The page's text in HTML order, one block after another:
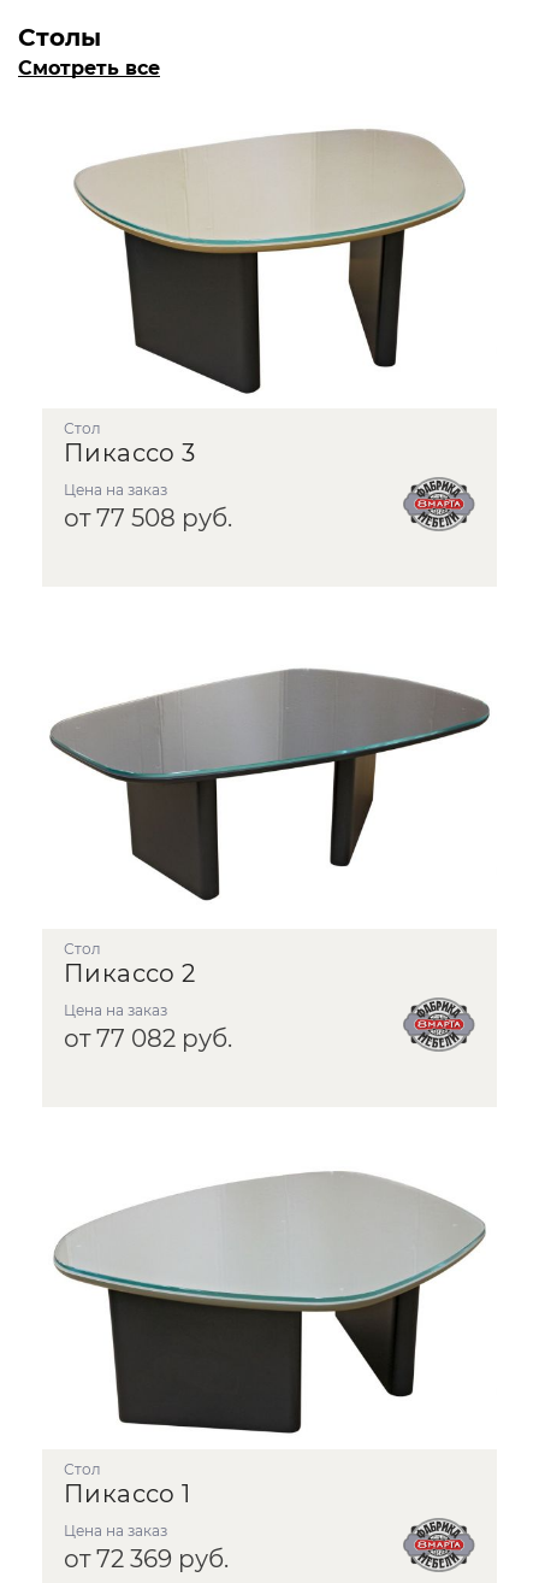
Столы
Смотреть все
стол
Пикассо 3
Цена на заказ
от 77 508 руб.
стол
Пикассо 2
Цена на заказ
от 77 082 руб.
стол
Пикассо 1
Цена на заказ
от 72 369 руб.